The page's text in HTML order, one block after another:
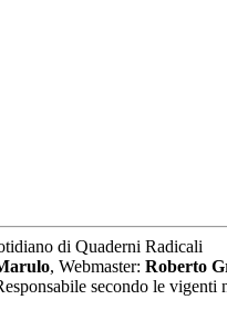
di Quaderni Radicali
, Webmaster: Roberto
secondo le vigenti